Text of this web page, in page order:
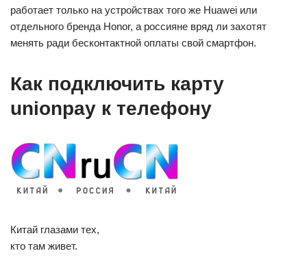
работает только на устройствах того же Huawei или
отдельного бренда Honor, а россияне вряд ли захотят
менять ради бесконтактной оплаты свой смартфон.
Как подключить карту
unionpay к телефону
Китай глазами тех,
кто там живет.